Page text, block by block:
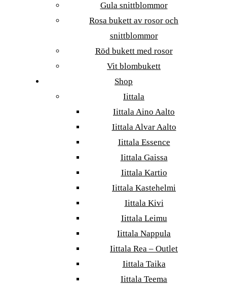
Gula snittblommor
Rosa bukett av rosor och
snittblommor
Röd bukett med rosor
Vit blombukett
Shop
Iittala
Iittala Aino Aalto
Iittala Alvar Aalto
Iittala Essence
Iittala Gaissa
Iittala Kartio
Iittala Kastehelmi
Iittala Kivi
Iittala Leimu
Iittala Nappula
Iittala Rea – Outlet
Iittala Taika
Iittala Teema